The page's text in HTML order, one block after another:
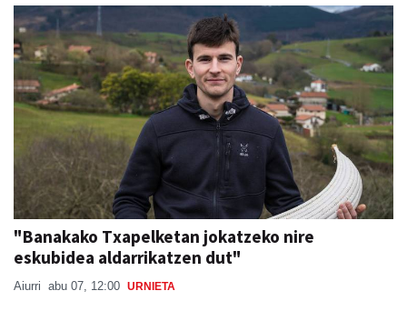
"Banakako Txapelketan jokatzeko nire
eskubidea aldarrikatzen dut"
Aiurri abu 07, 12:00 URNIETA